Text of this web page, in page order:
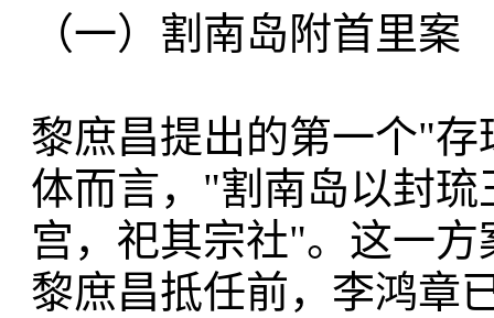
（一）割南岛附首里案
黎庶昌提出的第一个"
体而言，"割南岛以封
宫，祀其宗社"。这一
黎庶昌抵任前，李鸿章